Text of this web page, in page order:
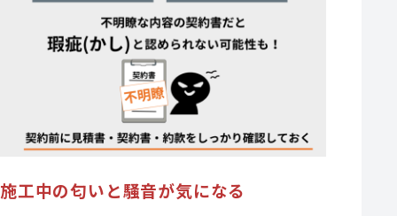
施工中の匂いと騒音が気になる